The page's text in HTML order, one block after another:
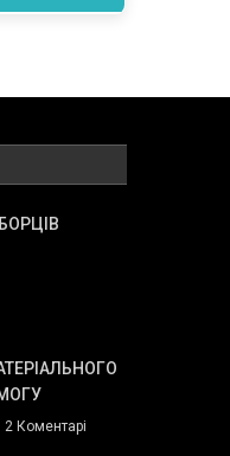
2 Коментарідо